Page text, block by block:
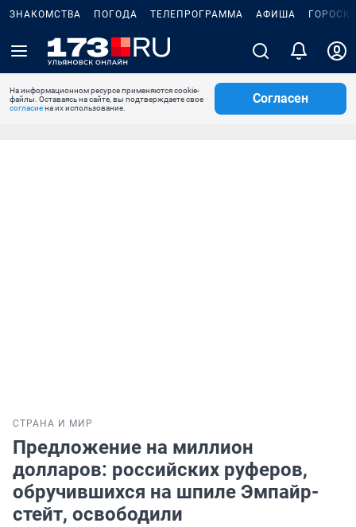
ЗНАКОМСТВА ПОГОДА ТЕЛЕПРОГРАММА АФИША
На информационном ресурсе применяются cookie-
файлы. Оставаясь на сайте, вы подтверждаете свое
согласиена их использование.
Согласен
СТРАНА И МИР
Предложение на миллион
долларов: российских руферов,
обручившихся на шпиле Эмпайр-
стейт, освободили